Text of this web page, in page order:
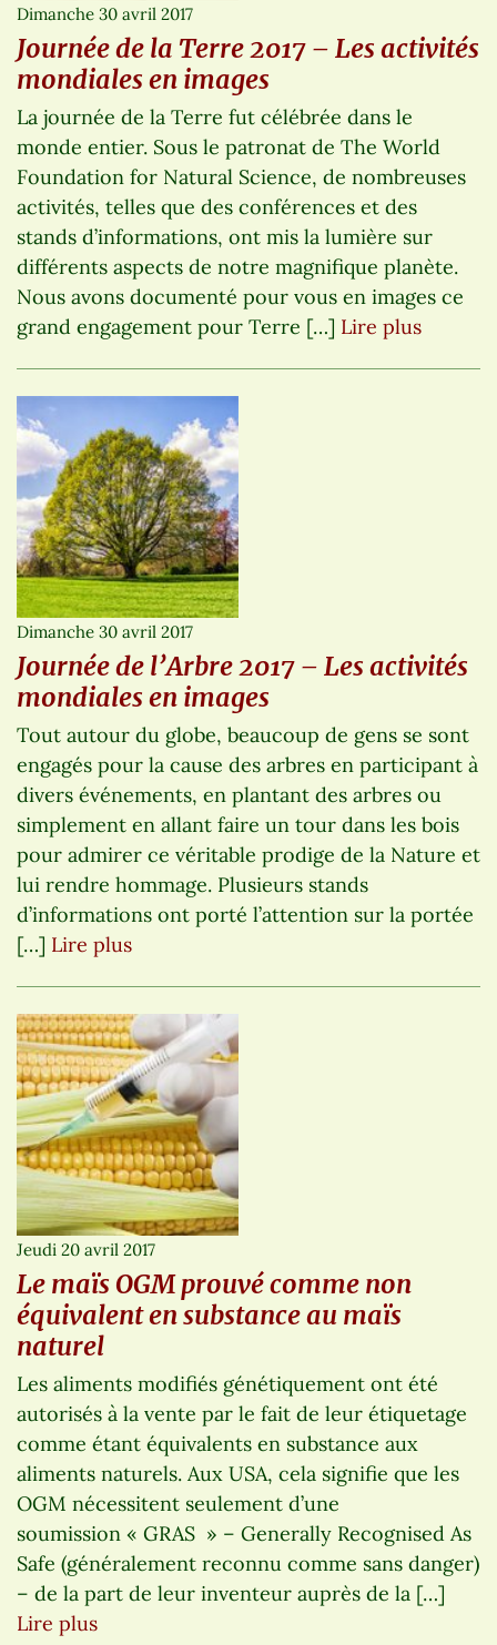
Dimanche 30 avril 2017
Journée de la Terre 2017 – Les activités
mondiales en images
La journée de la Terre fut célébrée dans le
monde entier. Sous le patronat de The World
Foundation for Natural Science, de nombreuses
activités, telles que des conférences et des
stands d’informations, ont mis la lumière sur
différents aspects de notre magnifique planète.
Nous avons documenté pour vous en images ce
grand engagement pour Terre […] Lire plus
Dimanche 30 avril 2017
Journée de l’Arbre 2017 – Les activités
mondiales en images
Tout autour du globe, beaucoup de gens se sont
engagés pour la cause des arbres en participant à
divers événements, en plantant des arbres ou
simplement en allant faire un tour dans les bois
pour admirer ce véritable prodige de la Nature et
lui rendre hommage. Plusieurs stands
d’informations ont porté l’attention sur la portée
[…] Lire plus
Jeudi 20 avril 2017
Le maïs OGM prouvé comme non
équivalent en substance au maïs
naturel
Les aliments modifiés génétiquement ont été
autorisés à la vente par le fait de leur étiquetage
comme étant équivalents en substance aux
aliments naturels. Aux USA, cela signifie que les
OGM nécessitent seulement d’une
soumission « GRAS » – Generally Recognised As
Safe (généralement reconnu comme sans danger)
– de la part de leur inventeur auprès de la […]
Lire plus